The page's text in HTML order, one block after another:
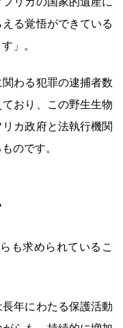
る覚悟ができている
」。
わる犯罪の逮捕者数
おり、この野生生物
カ政府と法執行機関
のです。
も求められているこ
年にわたる保護活動